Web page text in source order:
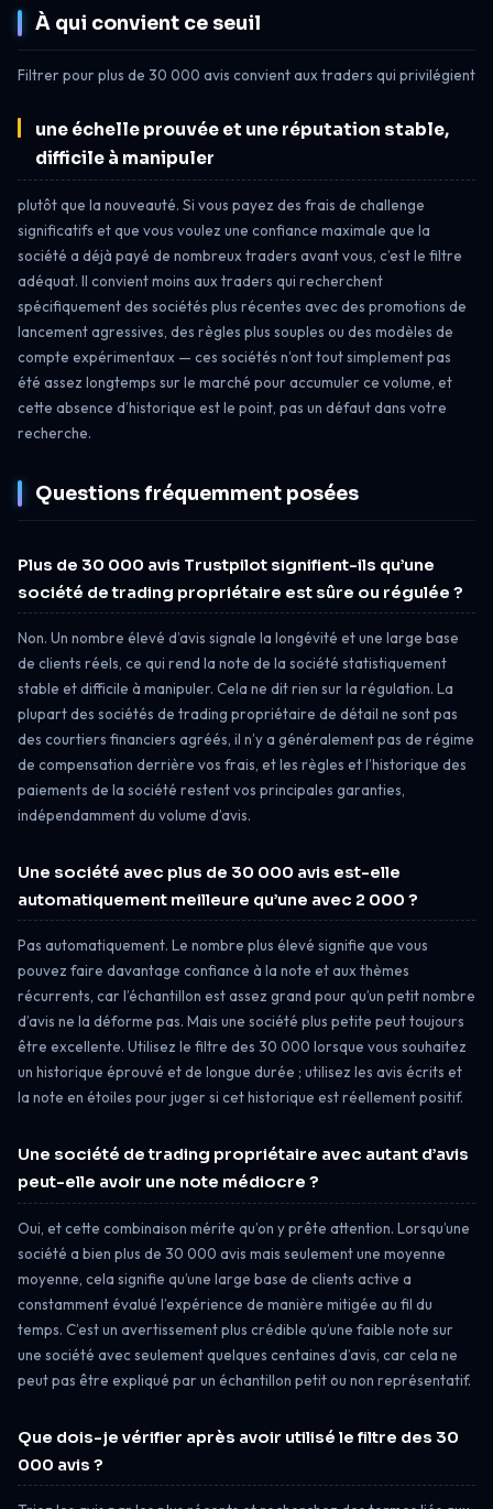
À qui convient ce seuil
Filtrer pour plus de 30 000 avis convient aux traders qui privilégient
une échelle prouvée et une réputation stable,
difficile à manipuler
plutôt que la nouveauté. Si vous payez des frais de challenge
significatifs et que vous voulez une confiance maximale que la
société a déjà payé de nombreux traders avant vous, c’est le filtre
adéquat. Il convient moins aux traders qui recherchent
spécifiquement des sociétés plus récentes avec des promotions de
lancement agressives, des règles plus souples ou des modèles de
compte expérimentaux — ces sociétés n’ont tout simplement pas
été assez longtemps sur le marché pour accumuler ce volume, et
cette absence d’historique est le point, pas un défaut dans votre
recherche.
Questions fréquemment posées
Plus de 30 000 avis Trustpilot signifient-ils qu’une
société de trading propriétaire est sûre ou régulée ?
Non. Un nombre élevé d’avis signale la longévité et une large base
de clients réels, ce qui rend la note de la société statistiquement
stable et difficile à manipuler. Cela ne dit rien sur la régulation. La
plupart des sociétés de trading propriétaire de détail ne sont pas
des courtiers financiers agréés, il n’y a généralement pas de régime
de compensation derrière vos frais, et les règles et l’historique des
paiements de la société restent vos principales garanties,
indépendamment du volume d’avis.
Une société avec plus de 30 000 avis est-elle
automatiquement meilleure qu’une avec 2 000 ?
Pas automatiquement. Le nombre plus élevé signifie que vous
pouvez faire davantage confiance à la note et aux thèmes
récurrents, car l’échantillon est assez grand pour qu’un petit nombre
d’avis ne la déforme pas. Mais une société plus petite peut toujours
être excellente. Utilisez le filtre des 30 000 lorsque vous souhaitez
un historique éprouvé et de longue durée ; utilisez les avis écrits et
la note en étoiles pour juger si cet historique est réellement positif.
Une société de trading propriétaire avec autant d’avis
peut-elle avoir une note médiocre ?
Oui, et cette combinaison mérite qu’on y prête attention. Lorsqu’une
société a bien plus de 30 000 avis mais seulement une moyenne
moyenne, cela signifie qu’une large base de clients active a
constamment évalué l’expérience de manière mitigée au fil du
temps. C’est un avertissement plus crédible qu’une faible note sur
une société avec seulement quelques centaines d’avis, car cela ne
peut pas être expliqué par un échantillon petit ou non représentatif.
Que dois-je vérifier après avoir utilisé le filtre des 30
000 avis ?